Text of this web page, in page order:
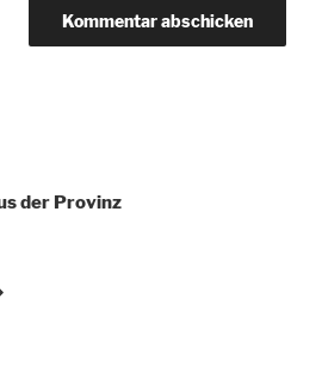
der Provinz